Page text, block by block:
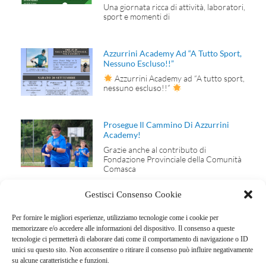
Gestisci Consenso Cookie
Per fornire le migliori esperienze, utilizziamo tecnologie come i cookie per
memorizzare e/o accedere alle informazioni del dispositivo. Il consenso a queste
tecnologie ci permetterà di elaborare dati come il comportamento di navigazione o ID
unici su questo sito. Non acconsentire o ritirare il consenso può influire negativamente
su alcune caratteristiche e funzioni.
Una giornata ricca di attività, laboratori,
sport e momenti di
Azzurrini Academy Ad “A Tutto Sport,
Nessuno Escluso!!”
Azzurrini Academy ad “A tutto sport,
nessuno escluso!!”
Prosegue Il Cammino Di Azzurrini
Academy!
Grazie anche al contributo di
Fondazione Provinciale della Comunità
Comasca
ERACLE SPORT
FOOTBALL CLUB